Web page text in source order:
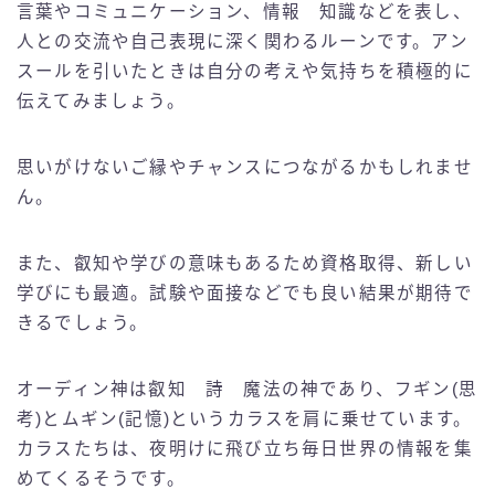
言葉やコミュニケーション、情報 知識などを表し、
人との交流や自己表現に深く関わるルーンです。アン
スールを引いたときは自分の考えや気持ちを積極的に
伝えてみましょう。
思いがけないご縁やチャンスにつながるかもしれませ
ん。
また、叡知や学びの意味もあるため資格取得、新しい
学びにも最適。試験や面接などでも良い結果が期待で
きるでしょう。
オーディン神は叡知 詩 魔法の神であり、フギン(思
考)とムギン(記憶)というカラスを肩に乗せています。
カラスたちは、夜明けに飛び立ち毎日世界の情報を集
めてくるそうです。